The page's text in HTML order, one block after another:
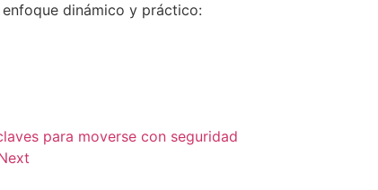
dinámico y práctico:
para moverse con seguridad